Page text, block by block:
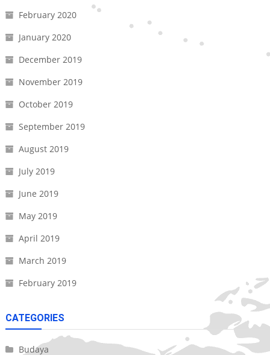
February 2020
January 2020
December 2019
November 2019
October 2019
September 2019
August 2019
July 2019
June 2019
May 2019
April 2019
March 2019
February 2019
CATEGORIES
Budaya